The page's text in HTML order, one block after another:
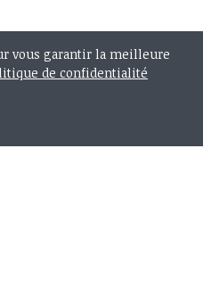
vous garantir la meilleure
de confidentialité